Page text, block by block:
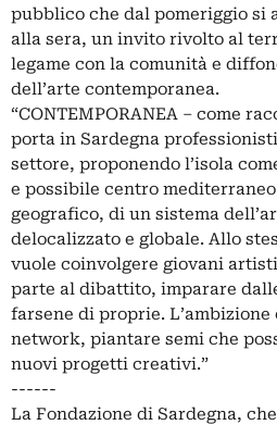
pubblico che dal pomeriggio si
alla sera, un invito rivolto al
legame con la comunità e
dell’arte contemporanea.
“CONTEMPORANEA – come
porta in Sardegna
settore, proponendo l’isola
e possibile centro
geografico, di un sistema
delocalizzato e globale. Allo
vuole coinvolgere giovani
parte al dibattito, imparare
farsene di proprie.
network, piantare semi che
nuovi progetti creativi.”
------
La Fondazione di Sardegna,